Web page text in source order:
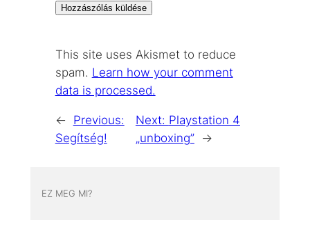
This site uses Akismet to reduce
spam. Learn how your comment
data is processed.
←
Previous:
Segítség!
Next: Playstation 4
„unboxing”
→
EZ MEG MI?